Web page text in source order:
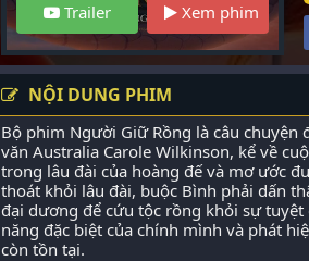
Trailer Xem phim
NỘI DUNG PHIM
Bộ phim Người Giữ Rồng là câu
văn Australia Carole Wilkinson, kể về
trong lâu đài của hoàng đế và mơ ước
thoát khỏi lâu đài, buộc Bình phải dấn
đại dương để cứu tộc rồng khỏi sự
năng đặc biệt của chính mình và phát
còn tồn tại.